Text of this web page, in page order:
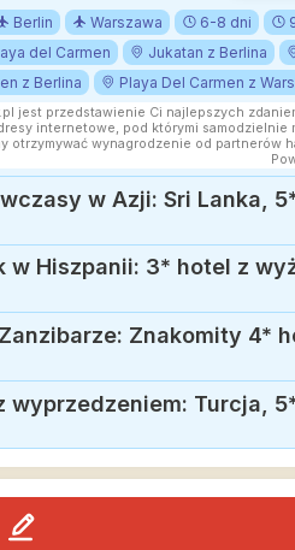
Berlin Warszawa 6-8 dni
del Carmen Jukatan z Berlina
z Berlina
Playa Del Carmen z
jest przedstawienie Ci najlepszych
internetowe, pod którymi
otrzymywać wynagrodzenie od partnerów
w Hiszpanii: 3* hotel z
Znakomity 4*
wyprzedzeniem: Turcja,